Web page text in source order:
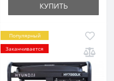
КУПИТЬ
Популярный
Заканчивается